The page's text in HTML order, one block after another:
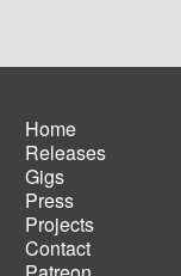
Main
navigation
Home
Releases
Gigs
Press
Projects
Contact